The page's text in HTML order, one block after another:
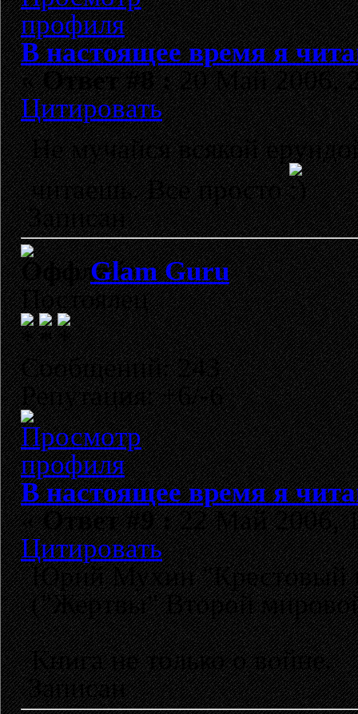
В настоящее время я
«Ответ #8 :20 Май 2006,
Цитировать
Не мучайся всякой
читаешь. Все просто
Записан
Glam Guru
Постоялец
Сообщений: 243
Репутация: +6/-6
В настоящее время я
«Ответ #9 :22 Май 2006,
Цитировать
Юрий Мухин "Крестовый
("Жертвы" Второй
Книга не только о войне.
Записан